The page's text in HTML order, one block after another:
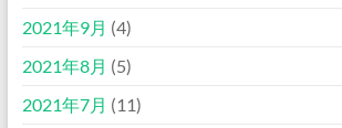
2021年9月 (4)
2021年8月 (5)
2021年7月 (11)